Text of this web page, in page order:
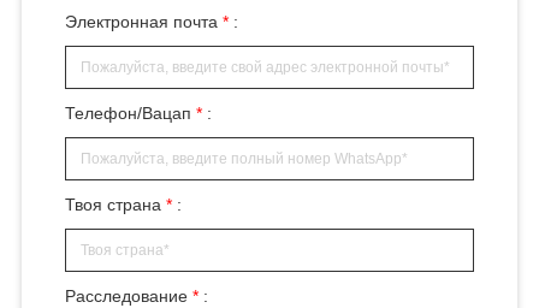
Электронная почта * :
Телефон/Вацап * :
Твоя страна * :
Расследование* :